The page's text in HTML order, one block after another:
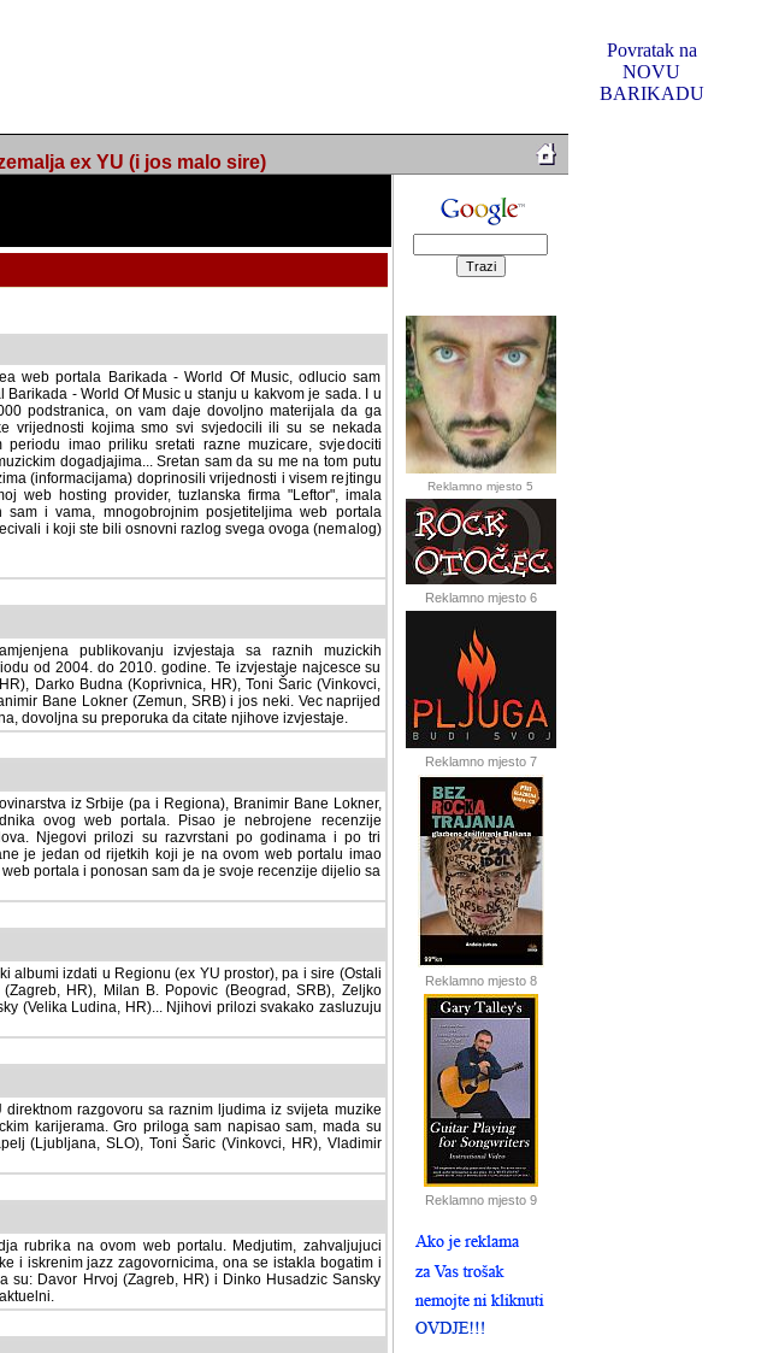
Povratak na
NOVU
BARIKADU
ex YU (i jos malo sire)
web portala Barikada - World Of Music, odlucio sam
- World Of Music u stanju u kakvom je sada. I u
podstranica, on vam daje dovoljno materijala da ga
kojima smo svi svjedocili ili su se nekada desile.
priliku sretati razne muzicare, svjedociti njihovim
dogadjajima... Sretan sam da su me na tom putu pratili
doprinosili vrijednosti i visem rejtingu ovog
hosting provider, tuzlanska firma "Leftor", imala
sam i vama, mnogobrojnim posjetiteljima web portala
i koji ste bili osnovni razlog svega ovoga (nemalog)
publikovanju izvjestaja sa raznih muzickih
od 2004. do 2010. godine. Te izvjestaje najcesce su
Darko Budna (Koprivnica, HR), Toni Šaric (Vinkovci,
Bane Lokner (Zemun, SRB) i jos neki. Vec naprijed
dovoljna su preporuka da citate njihove izvjestaje.
iz Srbije (pa i Regiona), Branimir Bane Lokner,
ovog web portala. Pisao je nebrojene recenzije muzickih
prilozi su razvrstani po godinama i po tri osnovne
rijetkih koji je na ovom web portalu imao svoju rubriku.
sam da je svoje recenzije dijelio sa svima vama,
albumi izdati u Regionu (ex YU prostor), pa i sire (Ostali
HR), Milan B. Popovic (Beograd, SRB), Zeljko Milovic
Ludina, HR)... Njihovi prilozi svakako zasluzuju da se
razgovoru sa raznim ljudima iz svijeta muzike
karijerama. Gro priloga sam napisao sam, mada su
(Ljubljana, SLO), Toni Šaric (Vinkovci, HR), Vladimir
na ovom web portalu. Medjutim, zahvaljujuci veliki
jazz zagovornicima, ona se istakla bogatim i
su: Davor Hrvoj (Zagreb, HR) i Dinko Husadzic Sansky
Reklamno mjesto 5
Reklamno mjesto 6
Reklamno mjesto 7
Reklamno mjesto 8
Reklamno mjesto 9